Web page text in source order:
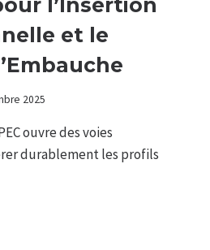
et le
2025
ouvre des voies
durablement les profils